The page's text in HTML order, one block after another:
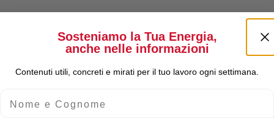
Potere di cortocircuito nominale
Sosteniamo la Tua Energia,
anche nelle informazioni
Contenuti utili, concreti e mirati per il tuo lavoro ogni settimana.